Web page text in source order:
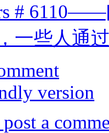
#
些人通过
version
a